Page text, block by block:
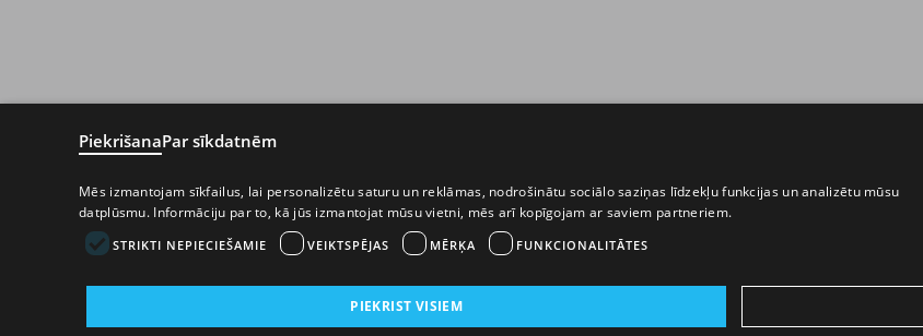
PiekrišanaPar sīkdatnēm
Mēs izmantojam sīkfailus, lai personalizētu saturu un reklāmas, nodrošinātu sociālo saziņas līdzekļu funkcijas un analizētu mūsu
datplūsmu. Informāciju par to, kā jūs izmantojat mūsu vietni, mēs arī kopīgojam ar saviem partneriem.
STRIKTI NEPIECIEŠAMIE VEIKTSPĒJAS MĒRĶA FUNKCIONALITĀTES
PIEKRIST VISIEM